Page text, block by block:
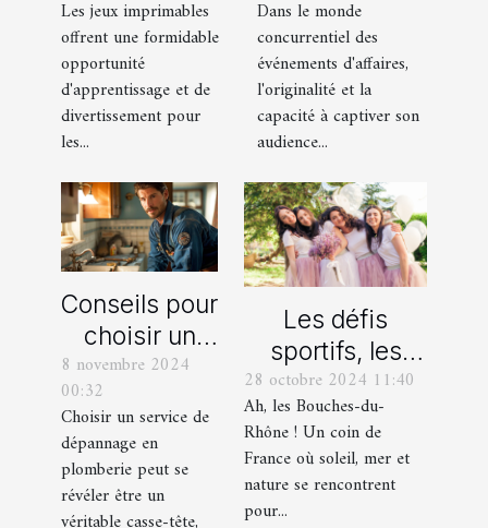
imprimable
pour votre
enfant
Les jeux imprimables
offrent une formidable
opportunité
d'apprentissage et de
divertissement pour
les...
magie
transforme les
événements
professionnels
Dans le monde
concurrentiel des
événements d'affaires,
l'originalité et la
capacité à captiver son
audience...
Conseils pour
choisir un
bon service
dépannage
en plomberie
8 novembre 2024
00:32
Choisir un service de
dépannage en
plomberie peut se
révéler être un
Les défis
sportifs, les
incontournables
de toute
organisation
d’EVG et EVJF
28 octobre 2024 11:40
Ah, les Bouches-du-
Rhône ! Un coin de
France où soleil, mer et
nature se rencontrent
pour...